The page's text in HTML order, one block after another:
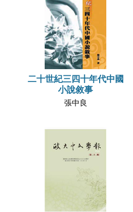
二十世紀三四十年代中國
小說敘事
張中良